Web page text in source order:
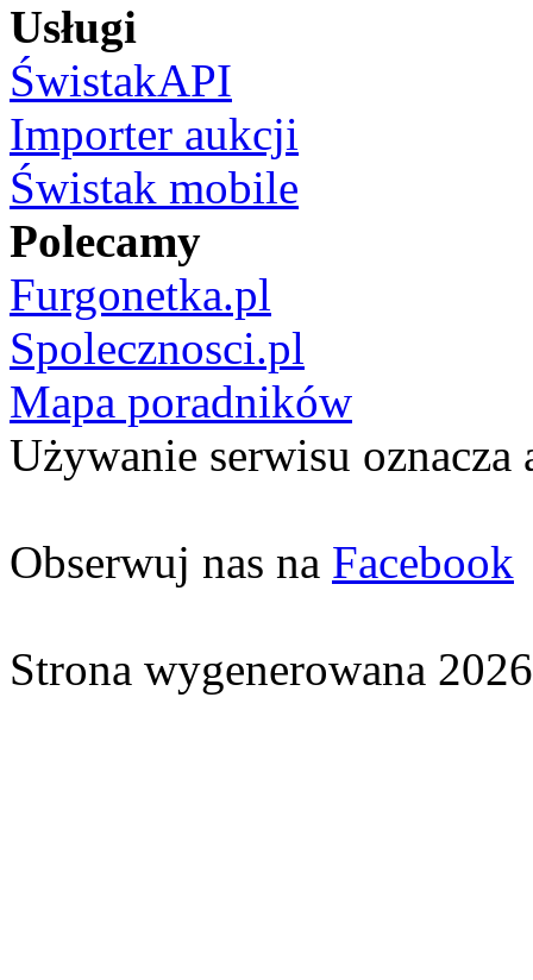
Usługi
ŚwistakAPI
Importer aukcji
Świstak mobile
Polecamy
Furgonetka.pl
Spolecznosci.pl
Mapa poradników
Używanie serwisu oznacza
Obserwuj nas na Facebook
Strona wygenerowana